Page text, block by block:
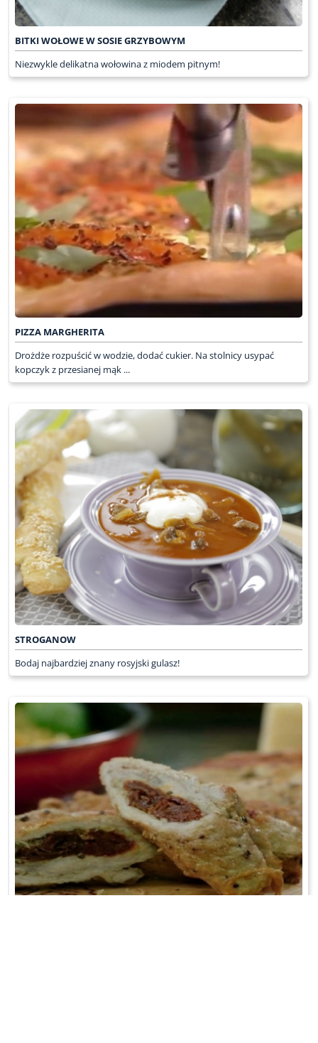
BITKI WOŁOWE W SOSIE GRZYBOWYM
Niezwykle delikatna wołowina z miodem pitnym!
PIZZA MARGHERITA
Drożdże rozpuścić w wodzie, dodać cukier. Na stolnicy usypać
kopczyk z przesianej mąk ...
STROGANOW
Bodaj najbardziej znany rosyjski gulasz!